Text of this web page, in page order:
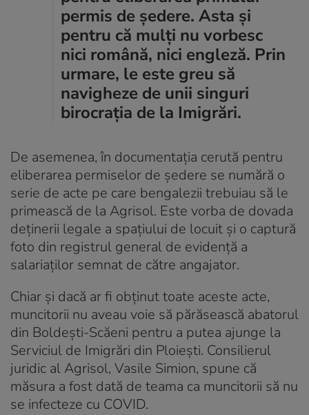
permis de ședere. Asta și
pentru că mulți nu vorbesc
nici română, nici engleză. Prin
urmare, le este greu să
navigheze de unii singuri
birocrația de la Imigrări.
De asemenea, în documentația cerută pentru
eliberarea permiselor de ședere se numără o
serie de acte pe care bengalezii trebuiau să le
primească de la Agrisol. Este vorba de dovada
deținerii legale a spațiului de locuit și o captură
foto din registrul general de evidență a
salariaților semnat de către angajator.
Chiar și dacă ar fi obținut toate aceste acte,
muncitorii nu aveau voie să părăsească abatorul
din Boldești-Scăeni pentru a putea ajunge la
Serviciul de Imigrări din Ploiești. Consilierul
juridic al Agrisol, Vasile Simion, spune că
măsura a fost dată de teama ca muncitorii să nu
se infecteze cu COVID.